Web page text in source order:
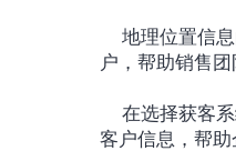
户，帮助销售
客户信息，帮